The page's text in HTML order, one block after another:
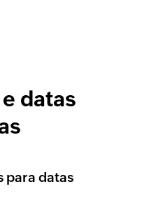
datas
para datas